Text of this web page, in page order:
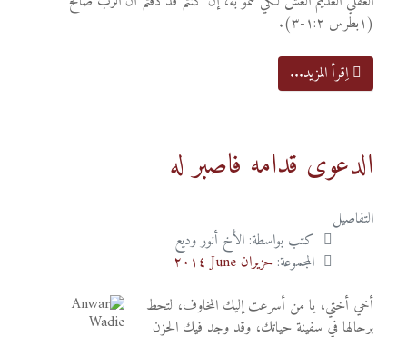
(١بطرس ١:٢-٣).
اِقرأ المزيد...
الدعوى قدامه فاصبر له
التفاصيل
كتب بواسطة: الأخ أنور وديع
المجموعة: حزيران June ٢٠١٤
أخي أختي، يا من أسرعت إليك المخاوف، لتحط
برحالها في سفينة حياتك، وقد وجد فيك الحزن